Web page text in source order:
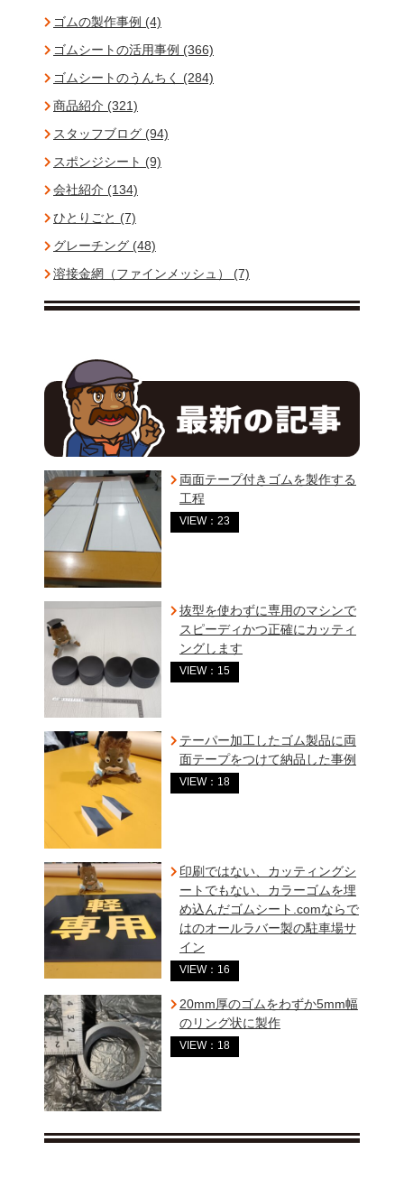
ゴムの製作事例 (4)
ゴムシートの活用事例 (366)
ゴムシートのうんちく (284)
商品紹介 (321)
スタッフブログ (94)
スポンジシート (9)
会社紹介 (134)
ひとりごと (7)
グレーチング (48)
溶接金網（ファインメッシュ） (7)
両面テープ付きゴムを製作する
工程
VIEW：23
抜型を使わずに専用のマシンで
スピーディかつ正確にカッティ
ングします
VIEW：15
テーパー加工したゴム製品に両
面テープをつけて納品した事例
VIEW：18
印刷ではない、カッティングシ
ートでもない、カラーゴムを埋
め込んだゴムシート.comならで
はのオールラバー製の駐車場サ
イン
VIEW：16
20mm厚のゴムをわずか5mm幅
のリング状に製作
VIEW：18